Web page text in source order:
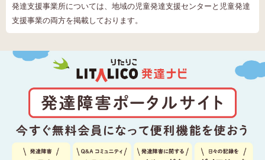
発達支援事業所については、地域の児童発達支援センターと児童発達
支援事業の両方を掲載しております。